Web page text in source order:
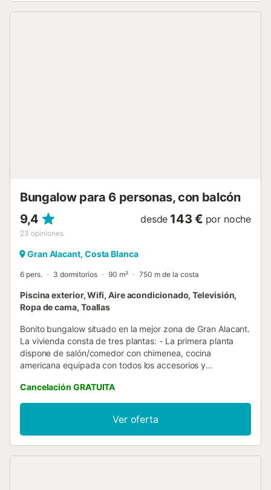
Bungalow para 6 personas, con balcón
9,4
23 opiniones
desde 143 € por noche
Gran Alacant, Costa Blanca
6 pers. 3 dormitorios 90 m² 750 m de la costa
Piscina exterior, Wifi, Aire acondicionado, Televisión,
Ropa de cama, Toallas
Bonito bungalow situado en la mejor zona de Gran Alacant.
La vivienda consta de tres plantas: - La primera planta
dispone de salón/comedor con chimenea, cocina
americana equipada con todos los accesorios y
tostadora, cafetera, etc y un aseo y una estupenda
terraza para disfrutar del buen tiempo de esta zona. - La
primera planta dispone de tres dormitorios, uno con cama
de matrimonio, los otros dos con dos camas individuales y
un baño completo. con dos camas individuales y un baño
Cancelación GRATUITA
Ver oferta